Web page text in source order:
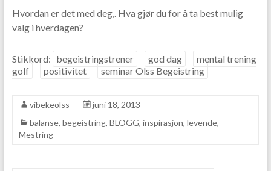
Hvordan er det med deg,. Hva gjør du for å ta best mulig
valg i hverdagen?
Stikkord: begeistringstrener god dag
mental trening
golf
positivitet seminar Olss Begeistring
vibekeolss
juni 18, 2013
balanse, begeistring, BLOGG, inspirasjon, levende,
Mestring